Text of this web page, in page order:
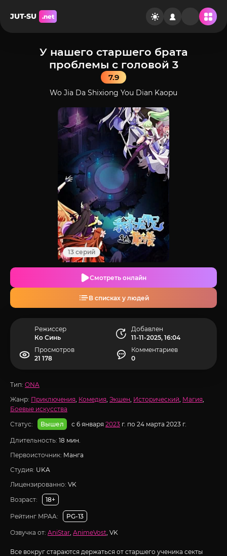
JUT-SU .net
У нашего старшего брата
проблемы с головой 3
7.9
Wo Jia Da Shixiong You Dian Kaopu
13 серий
Смотреть онлайн
В списках у людей
Режиссер
Ко Синь
Добавлен
11-11-2025, 16:04
Просмотров
21 178
Комментариев
0
Тип: ONA
Жанр: Приключения, Комедия, Экшен, Исторический, Магия,
Боевые искусства
Статус:
Вышел с 6 января 2023 г. по 24 марта 2023 г.
Длительность: 18 мин.
Первоисточник: Манга
Студия: UKA
Лицензированно: VK
Возраст:
18+
Рейтинг MPAA: PG-13
Озвучка от: AniStar, AnimeVost, VK
Все вокруг стараются держаться от старшего ученика секты